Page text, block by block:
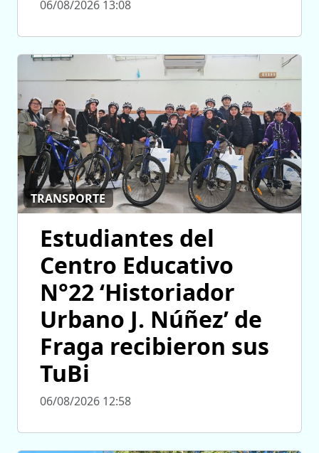
06/08/2026 13:08
TRANSPORTE
Estudiantes del
Centro Educativo
N°22 ‘Historiador
Urbano J. Núñez’ de
Fraga recibieron sus
TuBi
06/08/2026 12:58